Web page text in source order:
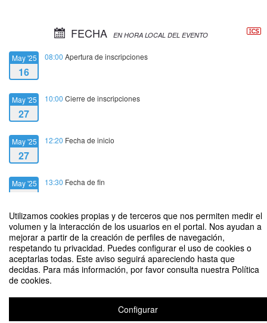
Utilizamos cookies propias y de terceros que nos permiten medir el
volumen y la interacción de los usuarios en el portal. Nos ayudan a
mejorar a partir de la creación de perfiles de navegación,
respetando tu privacidad. Puedes configurar el uso de cookies o
aceptarlas todas. Este aviso seguirá apareciendo hasta que
decidas. Para más información, por favor consulta nuestra Política
de cookies.
Configurar
FECHA EN HORA LOCAL DEL EVENTO
May '25
16
08:00 Apertura de inscripciones
May '25
27
10:00 Cierre de inscripciones
May '25
27
12:20 Fecha de inicio
May '25 13:30 Fecha de fin
Linking Knowledge and Creativity
Aviso legal|Contacto Plataforma de organización de eventos Symposium